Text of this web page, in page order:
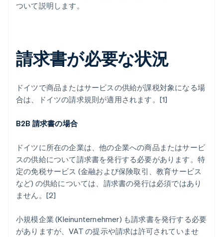
ついて説明します。
請求書が必要な状況
ドイツで商品またはサービスの供給が課税対象になる場
合は、ドイツの請求規則が適用されます。[1]
B2B 請求書の場合
ドイツに所在の企業は、他の企業への商品またはサービ
スの供給について請求書を発行する必要があります。特
定の免税サービス (金融および保険取引、教育サービス
など) の供給については、請求書の発行は必須ではあり
ません。[2]
小規模企業 (Kleinunternehmer) も請求書を発行する必要
がありますが、VAT の提示や請求は許可されていませ